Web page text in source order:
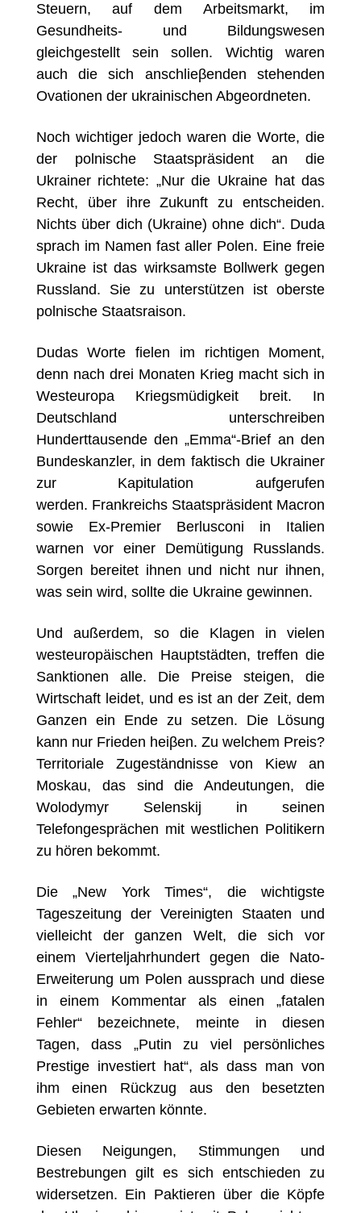
Steuern, auf dem Arbeitsmarkt, im
Gesundheits- und Bildungswesen
gleichgestellt sein sollen. Wichtig waren
auch die sich anschlieβenden stehenden
Ovationen der ukrainischen Abgeordneten.
Noch wichtiger jedoch waren die Worte, die
der polnische Staatspräsident an die
Ukrainer richtete: „Nur die Ukraine hat das
Recht, über ihre Zukunft zu entscheiden.
Nichts über dich (Ukraine) ohne dich“. Duda
sprach im Namen fast aller Polen. Eine freie
Ukraine ist das wirksamste Bollwerk gegen
Russland. Sie zu unterstützen ist oberste
polnische Staatsraison.
Dudas Worte fielen im richtigen Moment,
denn nach drei Monaten Krieg macht sich in
Westeuropa Kriegsmüdigkeit breit. In
Deutschland unterschreiben
Hunderttausende den „Emma“-Brief an den
Bundeskanzler, in dem faktisch die Ukrainer
zur Kapitulation aufgerufen
werden. Frankreichs Staatspräsident Macron
sowie Ex-Premier Berlusconi in Italien
warnen vor einer Demütigung Russlands.
Sorgen bereitet ihnen und nicht nur ihnen,
was sein wird, sollte die Ukraine gewinnen.
Und außerdem, so die Klagen in vielen
westeuropäischen Hauptstädten, treffen die
Sanktionen alle. Die Preise steigen, die
Wirtschaft leidet, und es ist an der Zeit, dem
Ganzen ein Ende zu setzen. Die Lösung
kann nur Frieden heiβen. Zu welchem Preis?
Territoriale Zugeständnisse von Kiew an
Moskau, das sind die Andeutungen, die
Wolodymyr Selenskij in seinen
Telefongesprächen mit westlichen Politikern
zu hören bekommt.
Die „New York Times“, die wichtigste
Tageszeitung der Vereinigten Staaten und
vielleicht der ganzen Welt, die sich vor
einem Vierteljahrhundert gegen die Nato-
Erweiterung um Polen aussprach und diese
in einem Kommentar als einen „fatalen
Fehler“ bezeichnete, meinte in diesen
Tagen, dass „Putin zu viel persönliches
Prestige investiert hat“, als dass man von
ihm einen Rückzug aus den besetzten
Gebieten erwarten könnte.
Diesen Neigungen, Stimmungen und
Bestrebungen gilt es sich entschieden zu
widersetzen. Ein Paktieren über die Köpfe